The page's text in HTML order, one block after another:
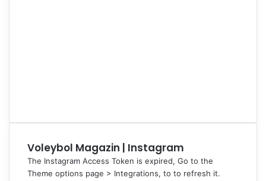
Voleybol Magazin | Instagram
The Instagram Access Token is expired, Go to the
Theme options page > Integrations, to to refresh it.